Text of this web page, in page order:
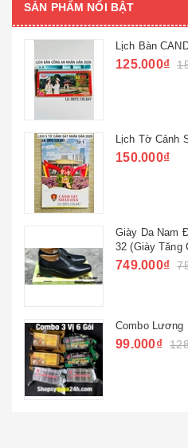
SẢN PHẨM NỔI BẬT
Lịch Bàn
125.000₫
Lịch Tờ Cảnh
150.000₫
Giày Da Nam
32 (Giày Tăng
749.000₫
Combo Lương
99.000₫